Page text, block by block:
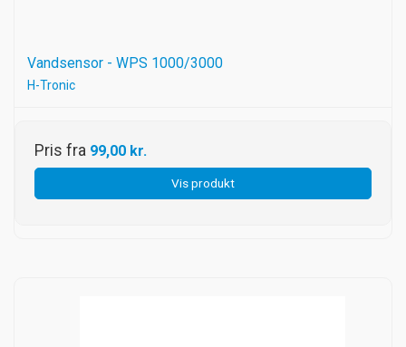
Vandsensor - WPS 1000/3000
H-Tronic
Pris fra 99,00 kr.
Vis produkt